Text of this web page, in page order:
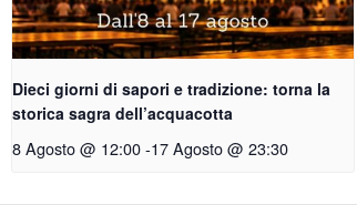
Dieci giorni di sapori e tradizione: torna la
storica sagra dell’acquacotta
8 Agosto @ 12:00 -17 Agosto @ 23:30